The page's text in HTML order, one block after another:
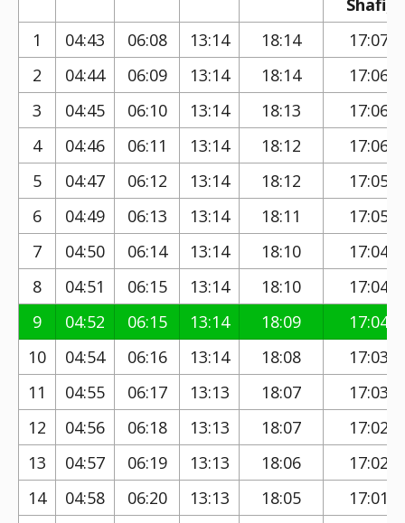
Shafi)
1
04:43 06:08 13:14 18:14
17:07
2
04:44 06:09 13:14 18:14
17:06
3
04:45 06:10 13:14 18:13
17:06
4
04:46 06:11 13:14 18:12
17:06
5
04:47 06:12 13:14 18:12
17:05
6
04:49 06:13 13:14 18:11
17:05
7
04:50 06:14 13:14 18:10
17:04
8
04:51 06:15 13:14 18:10
17:04
9
04:52 06:15 13:14 18:09
17:04
10
04:54 06:16 13:14 18:08
17:03
11
04:55 06:17 13:13 18:07
17:03
12
04:56 06:18 13:13 18:07
17:02
13
04:57 06:19 13:13 18:06
17:02
14
04:58 06:20 13:13 18:05
17:01